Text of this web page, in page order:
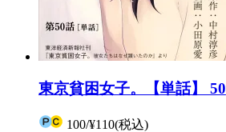
東京貧困女子。【単話】 50
100/¥110(税込)